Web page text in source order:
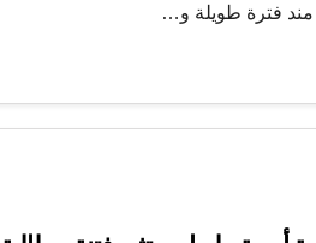
فترة طويلة و…